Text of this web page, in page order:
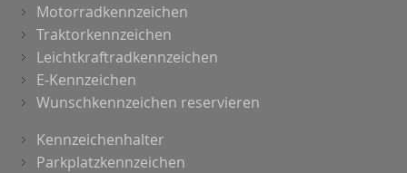
Motorradkennzeichen
Traktorkennzeichen
Leichtkraftradkennzeichen
E-Kennzeichen
Wunschkennzeichen reservieren
Kennzeichenhalter
Parkplatzkennzeichen